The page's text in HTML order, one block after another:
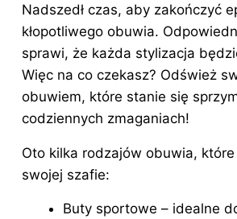
Nadszedł czas, aby zakończyć
kłopotliwego obuwia.
sprawi, że każda stylizacja
Więc na co czekasz? Odśwież
obuwiem, które stanie się
codziennych zmaganiach!
Oto kilka rodzajów obuwia,
swojej szafie:
Buty sportowe – idealne